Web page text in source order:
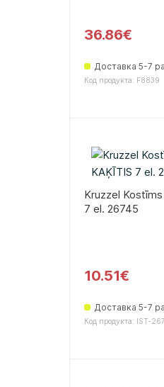
36.86€
Доставка 5-7
Код продукта: F8839
Kruzzel
7 el. 26745
10.51€
Доставка 5-7
Код продукта: IST-